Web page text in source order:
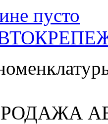
пусто